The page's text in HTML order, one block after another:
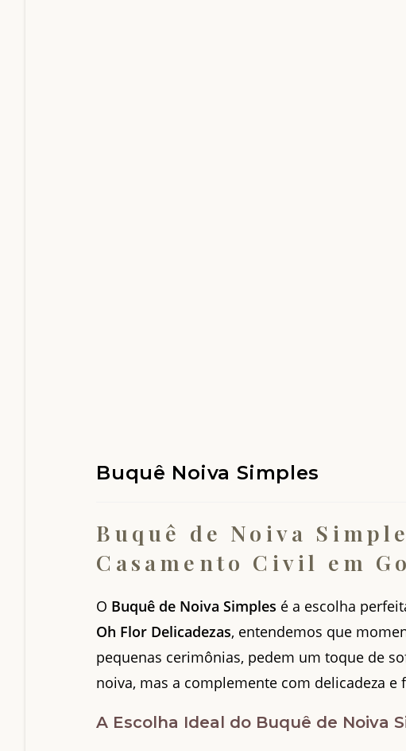
Buquê Noiva Simples
Buquê de Noiva
Casamento Civil em
O Buquê de Noiva Simples é a escolha
Oh Flor Delicadezas, entendemos que
pequenas cerimônias, pedem um toque de
noiva, mas a complemente com delicadeza e
A Escolha Ideal do Buquê de Noiva